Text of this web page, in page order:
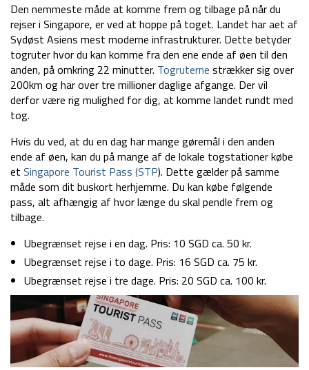
Den nemmeste måde at komme frem og tilbage på når du
rejser i Singapore, er ved at hoppe på toget. Landet har aet af
Sydøst Asiens mest moderne infrastrukturer. Dette betyder
togruter hvor du kan komme fra den ene ende af øen til den
anden, på omkring 22 minutter. Togruterne strækker sig over
200km og har over tre millioner daglige afgange. Der vil
derfor være rig mulighed for dig, at komme landet rundt med
tog.
Hvis du ved, at du en dag har mange gøremål i den anden
ende af øen, kan du på mange af de lokale togstationer købe
et Singapore Tourist Pass (STP). Dette gælder på samme
måde som dit buskort herhjemme. Du kan købe følgende
pass, alt afhængig af hvor længe du skal pendle frem og
tilbage.
Ubegrænset rejse i en dag. Pris: 10 SGD ca. 50 kr.
Ubegrænset rejse i to dage. Pris: 16 SGD ca. 75 kr.
Ubegrænset rejse i tre dage. Pris: 20 SGD ca. 100 kr.